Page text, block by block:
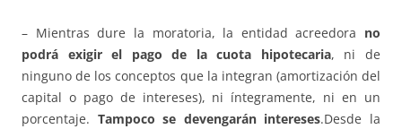
– Mientras dure la moratoria, la entidad acreedora no
podrá exigir el pago de la cuota hipotecaria, ni de
ninguno de los conceptos que la integran (amortización del
capital o pago de intereses), ni íntegramente, ni en un
porcentaje. Tampoco se devengarán intereses.Desde la